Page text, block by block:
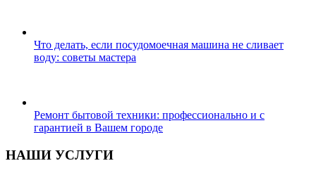
Что делать, если посудомоечная машина не сливает
воду: советы мастера
Ремонт бытовой техники: профессионально и с
гарантией в Вашем городе
НАШИ УСЛУГИ